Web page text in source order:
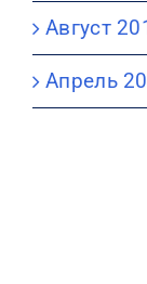
Август
Апрель